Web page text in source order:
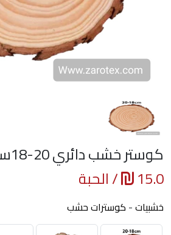
كوستر خشب دائري 20-18سم
15.0
/ الحبة
خشبيات- كوسترات حشب